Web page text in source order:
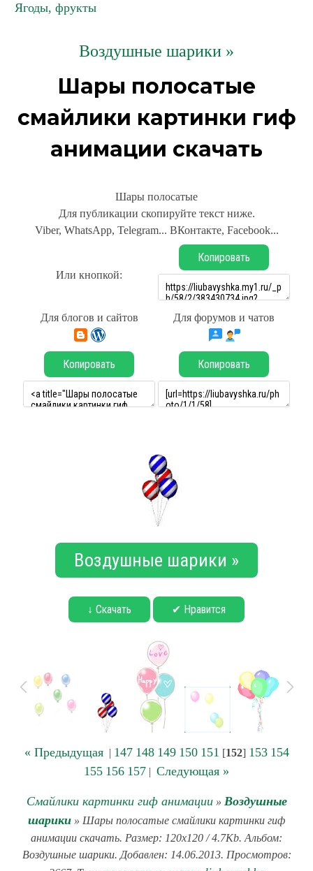
Ягоды, фрукты
Воздушные шарики »
Шары полосатые
смайлики картинки гиф
анимации скачать
Шары полосатые
Для публикации скопируйте текст ниже.
Viber, WhatsApp, Telegram... ВКонтакте, Facebook...
Или кнопкой:
Копировать
Для блогов и сайтов Для форумов и чатов
Копировать Копировать
Воздушные шарики »
↓ Скачать ✔ Нравится
« Предыдущая| 147 148 149 150 151 [152] 153 154
155 156 157 | Следующая »
Смайлики картинки гиф анимации» Воздушные
шарики » Шары полосатые смайлики картинки гиф
анимации скачать. Размер: 120x120 / 4.7Kb. Альбом:
Воздушные шарики. Добавлен: 14.06.2013. Просмотров: